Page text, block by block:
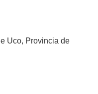
Uco, Provincia de